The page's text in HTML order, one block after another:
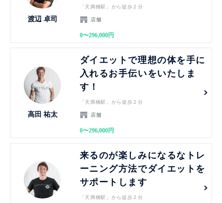
渡辺 卓司
「天満橋駅」から徒歩２分
店舗
0〜296,000円
高田 祐太
ダイエットで理想の体を手に
入れるお手伝いをいたしま
す！
「天満橋駅」から徒歩２分
店舗
0〜296,000円
来るのが楽しみになるなトレ
ーニング方法でダイエットを
サポートします
「天満橋駅」から徒歩２分